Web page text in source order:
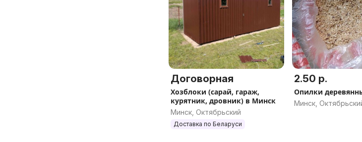
Договорная
Хозблоки (сарай, гараж,
курятник, дровник) в Минск
Минск, Октябрьский
Доставка по Беларуси
2.50 р.
Опилки
Минск,